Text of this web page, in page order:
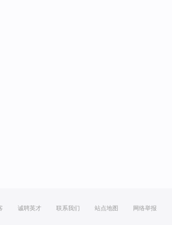
诚聘英才 联系我们 站点地图 网络举报